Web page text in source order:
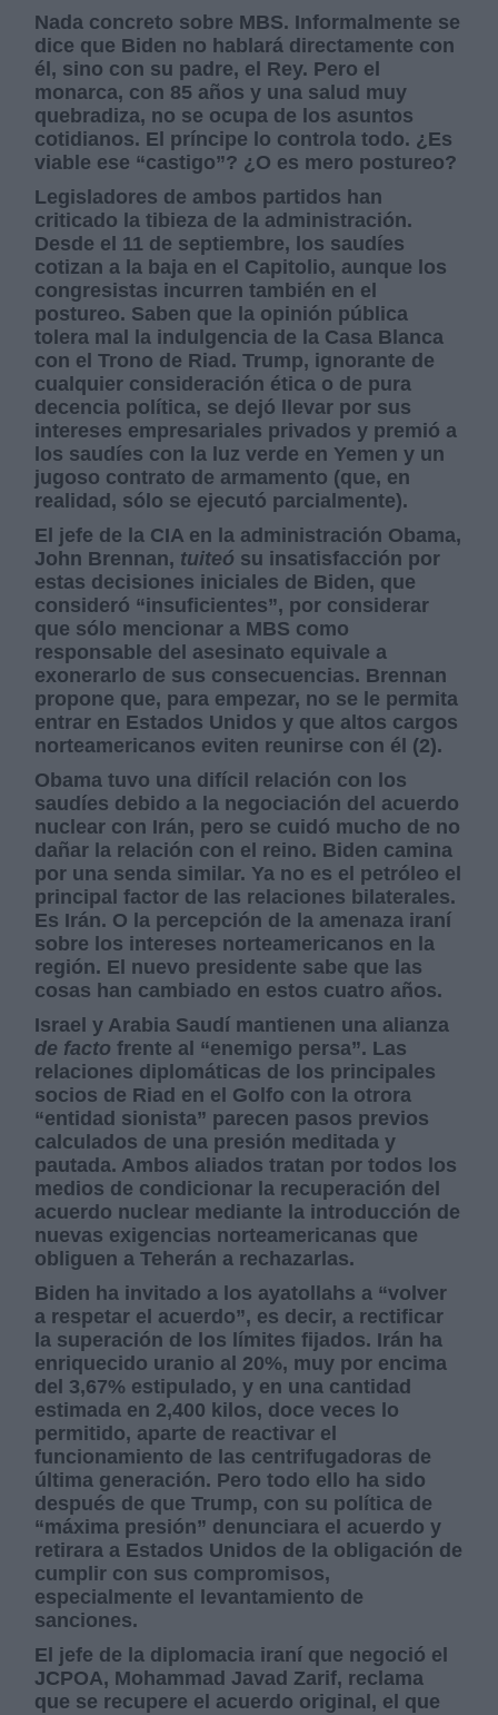
Nada concreto sobre MBS. Informalmente se
dice que Biden no hablará directamente con
él, sino con su padre, el Rey. Pero el
monarca, con 85 años y una salud muy
quebradiza, no se ocupa de los asuntos
cotidianos. El príncipe lo controla todo. ¿Es
viable ese “castigo”? ¿O es mero postureo?
Legisladores de ambos partidos han
criticado la tibieza de la administración.
Desde el 11 de septiembre, los saudíes
cotizan a la baja en el Capitolio, aunque los
congresistas incurren también en el
postureo. Saben que la opinión pública
tolera mal la indulgencia de la Casa Blanca
con el Trono de Riad. Trump, ignorante de
cualquier consideración ética o de pura
decencia política, se dejó llevar por sus
intereses empresariales privados y premió a
los saudíes con la luz verde en Yemen y un
jugoso contrato de armamento (que, en
realidad, sólo se ejecutó parcialmente).
El jefe de la CIA en la administración Obama,
John Brennan, tuiteó su insatisfacción por
estas decisiones iniciales de Biden, que
consideró “insuficientes”, por considerar
que sólo mencionar a MBS como
responsable del asesinato equivale a
exonerarlo de sus consecuencias. Brennan
propone que, para empezar, no se le permita
entrar en Estados Unidos y que altos cargos
norteamericanos eviten reunirse con él (2).
Obama tuvo una difícil relación con los
saudíes debido a la negociación del acuerdo
nuclear con Irán, pero se cuidó mucho de no
dañar la relación con el reino. Biden camina
por una senda similar. Ya no es el petróleo el
principal factor de las relaciones bilaterales.
Es Irán. O la percepción de la amenaza iraní
sobre los intereses norteamericanos en la
región. El nuevo presidente sabe que las
cosas han cambiado en estos cuatro años.
Israel y Arabia Saudí mantienen una alianza
de facto frente al “enemigo persa”. Las
relaciones diplomáticas de los principales
socios de Riad en el Golfo con la otrora
“entidad sionista” parecen pasos previos
calculados de una presión meditada y
pautada. Ambos aliados tratan por todos los
medios de condicionar la recuperación del
acuerdo nuclear mediante la introducción de
nuevas exigencias norteamericanas que
obliguen a Teherán a rechazarlas.
Biden ha invitado a los ayatollahs a “volver
a respetar el acuerdo”, es decir, a rectificar
la superación de los límites fijados. Irán ha
enriquecido uranio al 20%, muy por encima
del 3,67% estipulado, y en una cantidad
estimada en 2,400 kilos, doce veces lo
permitido, aparte de reactivar el
funcionamiento de las centrifugadoras de
última generación. Pero todo ello ha sido
después de que Trump, con su política de
“máxima presión” denunciara el acuerdo y
retirara a Estados Unidos de la obligación de
cumplir con sus compromisos,
especialmente el levantamiento de
sanciones.
El jefe de la diplomacia iraní que negoció el
JCPOA, Mohammad Javad Zarif, reclama
que se recupere el acuerdo original, el que